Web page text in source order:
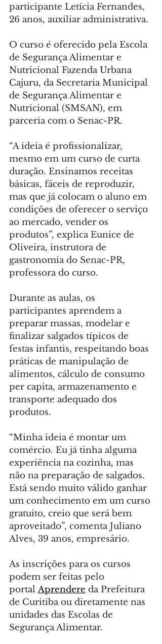
participante Letícia Fernandes,
26 anos, auxiliar administrativa.
O curso é oferecido pela Escola
de Segurança Alimentar e
Nutricional Fazenda Urbana
Cajuru, da Secretaria Municipal
de Segurança Alimentar e
Nutricional (SMSAN), em
parceria com o Senac-PR.
“A ideia é profissionalizar,
mesmo em um curso de curta
duração. Ensinamos receitas
básicas, fáceis de reproduzir,
mas que já colocam o aluno em
condições de oferecer o serviço
ao mercado, vender os
produtos”, explica Eunice de
Oliveira, instrutora de
gastronomia do Senac-PR,
professora do curso.
Durante as aulas, os
participantes aprendem a
preparar massas, modelar e
finalizar salgados típicos de
festas infantis, respeitando boas
práticas de manipulação de
alimentos, cálculo de consumo
per capita, armazenamento e
transporte adequado dos
produtos.
“Minha ideia é montar um
comércio. Eu já tinha alguma
experiência na cozinha, mas
não na preparação de salgados.
Está sendo muito válido ganhar
um conhecimento em um curso
gratuito, creio que será bem
aproveitado”, comenta Juliano
Alves, 39 anos, empresário.
As inscrições para os cursos
podem ser feitas pelo
portal Aprendere da Prefeitura
de Curitiba ou diretamente nas
unidades das Escolas de
Segurança Alimentar.